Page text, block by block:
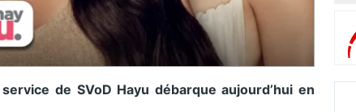
de SVoD Hayu débarque aujourd’hui en